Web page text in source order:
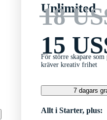
Unlimited
18
15
För större skapare
kräver kreativ frihet
7 dagars
Allt i Starter, plus: